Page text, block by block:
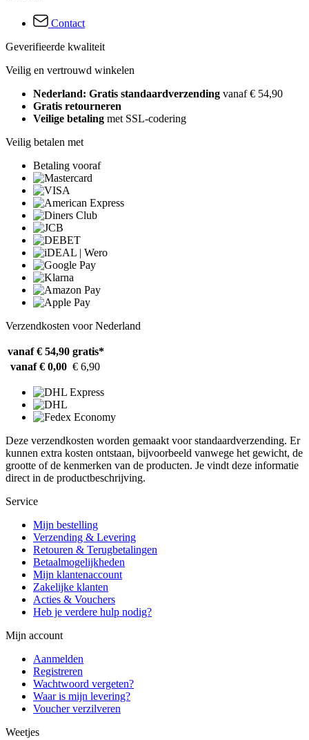
Contact
Geverifieerde kwaliteit
Veilig en vertrouwd winkelen
Nederland: Gratis standaardverzending vanaf € 54,90
Gratis retourneren
Veilige betaling met SSL-codering
Veilig betalen met
Betaling vooraf
Verzendkosten voor Nederland
vanaf € 54,90 gratis*
vanaf € 0,00 € 6,90
Deze verzendkosten worden gemaakt voor standaardverzending. Er
kunnen extra kosten ontstaan, bijvoorbeeld vanwege het gewicht, de
grootte of de kenmerken van de producten. Je vindt deze informatie
direct in de productbeschrijving.
Service
Mijn bestelling
Verzending & Levering
Retouren & Terugbetalingen
Betaalmogelijkheden
Mijn klantenaccount
Zakelijke klanten
Acties & Vouchers
Heb je verdere hulp nodig?
Mijn account
Aanmelden
Registreren
Wachtwoord vergeten?
Waar is mijn levering?
Voucher verzilveren
Weetjes